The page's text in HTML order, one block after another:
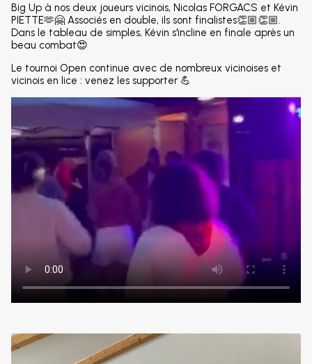
Big Up à nos deux joueurs vicinois, Nicolas FORGACS et Kévin
PIETTE🫶🤗 Associés en double, ils sont finalistes👏🏼👏🏼.
Dans le tableau de simples, Kévin s'incline en finale après un
beau combat😍
Le tournoi Open continue avec de nombreux vicinoises et
vicinois en lice : venez les supporter 💪